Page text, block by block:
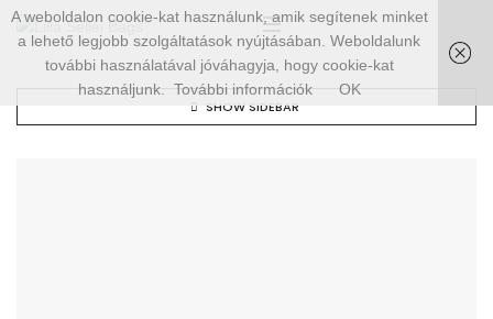
SHOW SIDEBAR
A weboldalon cookie-kat használunk, amik segítenek minket
a lehető legjobb szolgáltatások nyújtásában. Weboldalunk
további használatával jóváhagyja, hogy cookie-kat
használjunk.
További információk OK